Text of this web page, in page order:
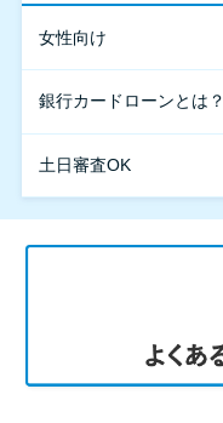
女性向け
銀行カードローンとは？
土日審査OK